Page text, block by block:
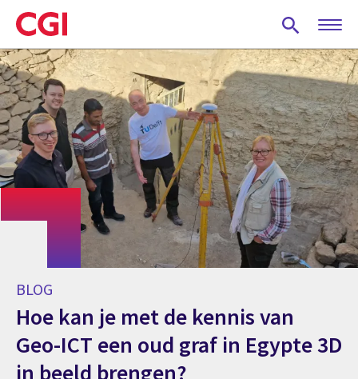
Skip
to
main
content
BLOG
Hoe kan je met de kennis van
Geo-ICT een oud graf in Egypte 3D
in beeld brengen?